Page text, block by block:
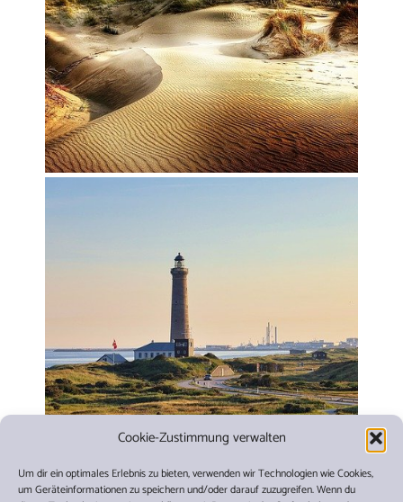
Cookie-Zustimmung verwalten
Um dir ein optimales Erlebnis zu bieten, verwenden wir Technologien wie Cookies,
um Geräteinformationen zu speichern und/oder darauf zuzugreifen. Wenn du